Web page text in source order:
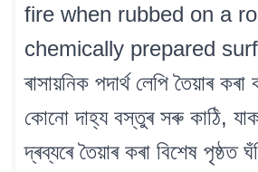
fire when rubbed on a
chemically prepared
ৰাসায়নিক পদাৰ্থ লেপি তৈয়াৰ
কোনো দাহ্য বস্তুৰ সৰু কাঠি, যাক
দ্ৰব্যৰে তৈয়াৰ কৰা বিশেষ পৃষ্ঠত